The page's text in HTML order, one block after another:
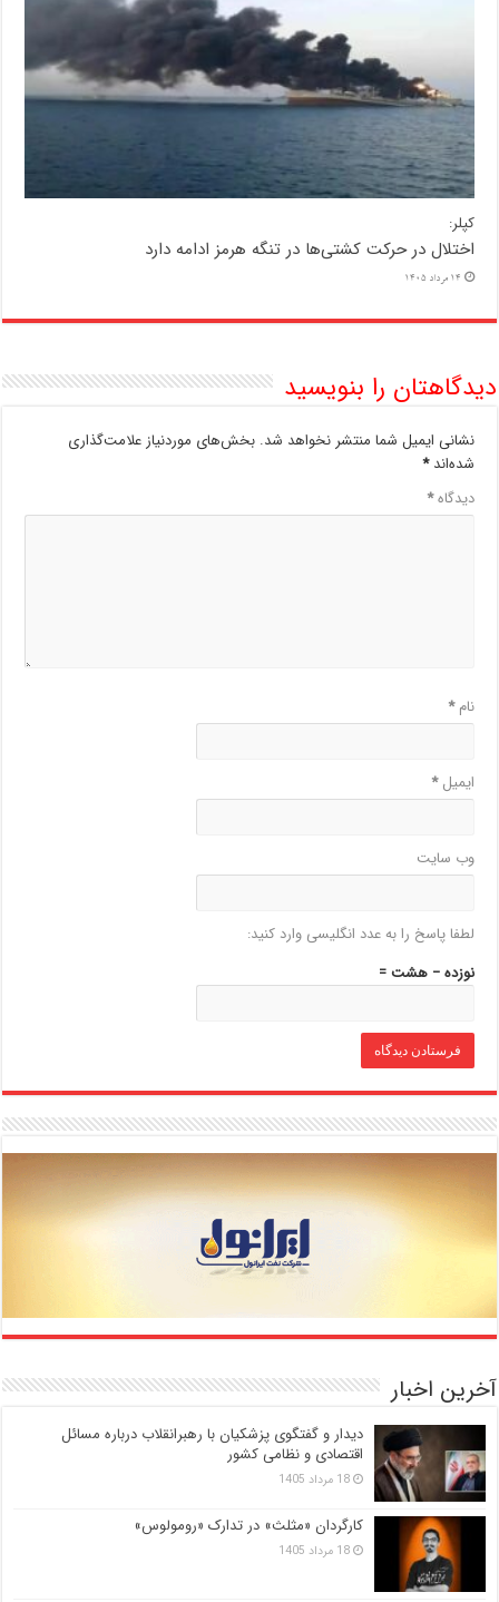
کپلر:
اختلال در حرکت کشتی‌ها در تنگه هرمز ادامه دارد
14 مرداد 1405
دیدگاهتان را بنویسید
نشانی ایمیل شما منتشر نخواهد شد. بخش‌های موردنیاز علامت‌گذاری
شده‌اند*
دیدگاه*
نام*
ایمیل*
وب‌ سایت
لطفا پاسخ را به عدد انگلیسی وارد کنید:
نوزده − هشت =
آخرین اخبار
دیدار و گفتگوی پزشکیان با رهبرانقلاب درباره مسائل
اقتصادی و نظامی کشور
18 مرداد 1405
کارگردان «مثلث» در تدارک «رومولوس»
18 مرداد 1405